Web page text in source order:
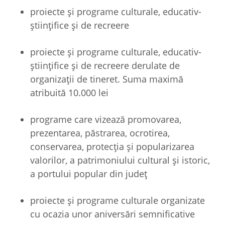
proiecte şi programe culturale, educativ-
ştiinţifice şi de recreere
proiecte şi programe culturale, educativ-
ştiinţifice şi de recreere derulate de
organizaţii de tineret. Suma maximă
atribuită 10.000 lei
programe care vizează promovarea,
prezentarea, păstrarea, ocrotirea,
conservarea, protecţia şi popularizarea
valorilor, a patrimoniului cultural și istoric,
a portului popular din judeţ
proiecte şi programe culturale organizate
cu ocazia unor aniversări semnificative